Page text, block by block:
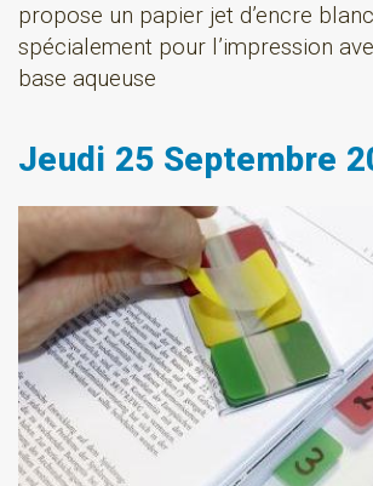
propose un papier jet d’encre
spécialement pour l’impression
base aqueuse
Jeudi 25 Septembre